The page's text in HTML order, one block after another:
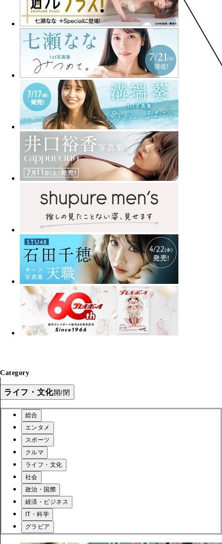
Category
ライフ・文化開/閉
総合
エンタメ
スポーツ
クルマ
ライフ・文化
社会
政治・国際
経済・ビジネス
IT・科学
グラビア